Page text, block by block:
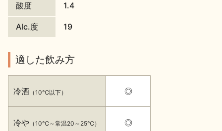
イベント情報TOP 新商品・おすすめ商品
酸度 1.4
Alc.度 19
適した飲み方
冷酒 （10℃以下）
冷や （10℃～常温20～25℃）
◎
◎